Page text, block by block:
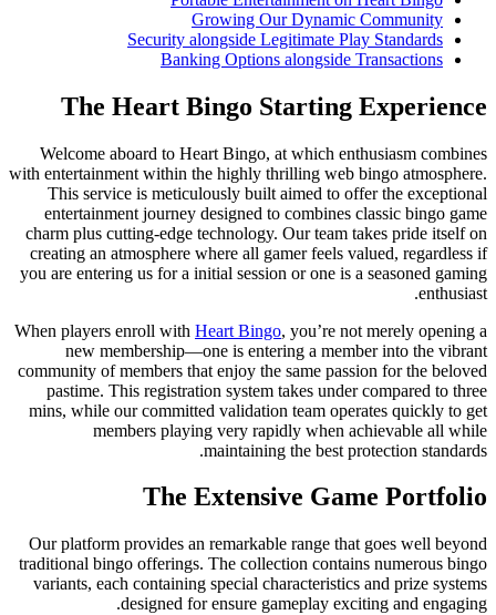
Growing
Security alongside
Banking
The Heart Bingo
Welcome aboard to Heart
with entertainment within the highly
This service is meticulously
entertainment journey designed
charm plus cutting-edge
creating an atmosphere where all
you are entering us for a initial
When players enroll with Heart
new membership—one is
community of members that enjoy
pastime. This registration
mins, while our committed
members playing very
The
Our platform provides an
traditional bingo offerings. The
variants, each containing special
designed for ensure